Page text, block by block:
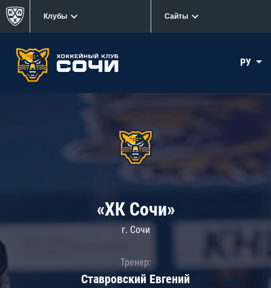
Клубы Сайты
РУ
«ХК Сочи»
г. Сочи
Тренер:
Ставровский Евгений